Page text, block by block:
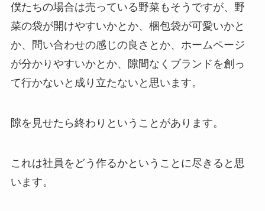
僕たちの場合は売っている野菜もそうですが、野
菜の袋が開けやすいかとか、梱包袋が可愛いかと
か、問い合わせの感じの良さとか、ホームページ
が分かりやすいかとか、隙間なくブランドを創っ
て行かないと成り立たないと思います。
隙を見せたら終わりということがあります。
これは社員をどう作るかということに尽きると思
います。